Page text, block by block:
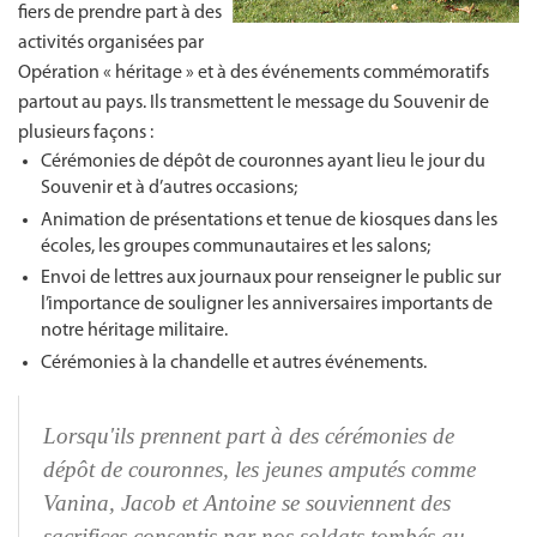
fiers de prendre part à des
activités organisées par
Opération « héritage » et à des événements commémoratifs
partout au pays. Ils transmettent le message du Souvenir de
plusieursfaçons :
Cérémonies de dépôt de couronnes ayant lieu le jour du
Souvenir et à d’autres occasions;
Animation de présentations et tenue de kiosques dans les
écoles, les groupes communautaires et les salons;
Envoi de lettres aux journaux pour renseigner le public sur
l’importance de souligner les anniversaires importants de
notre héritage militaire.
Cérémonies à la chandelle et autres événements.
Lorsqu'ils prennent part à des cérémonies de
dépôt de couronnes, les jeunes amputés comme
Vanina, Jacob et Antoine se souviennent des